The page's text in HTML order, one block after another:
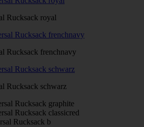
Rucksack royal
Rucksack frenchnavy
Rucksack schwarz